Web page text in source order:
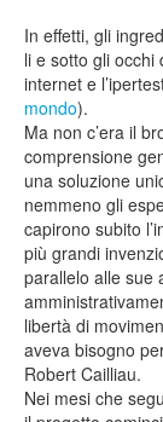
In effetti, gli
li e sotto gli occhi
internet e
mondo).
Ma non c’era il
comprensione
una soluzione
nemmeno gli
capirono subito
più grandi
parallelo alle sue
libertà di
aveva bisogno
Robert Cailliau.
Nei mesi che